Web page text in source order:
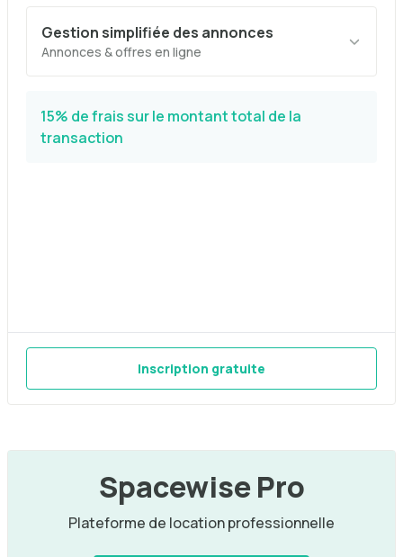
Gestion simplifiée des annonces
Annonces & offres en ligne
15% de frais sur le montant total de la
transaction
Inscription gratuite
Spacewise Pro
Plateforme de location professionnelle